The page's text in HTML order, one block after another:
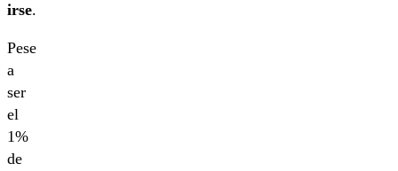
irse.
Pese
a
ser
el
1%
de